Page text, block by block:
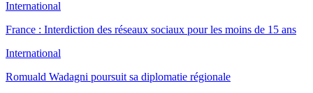
International
France : Interdiction des réseaux sociaux pour les moins de 15 ans
International
Romuald Wadagni poursuit sa diplomatie régionale